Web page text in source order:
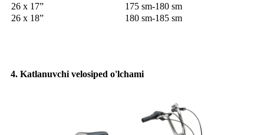
26 x 17”
175 sm-180 sm
26 x 18”
180 sm-185 sm
4. Katlanuvchi velosiped o'lchami